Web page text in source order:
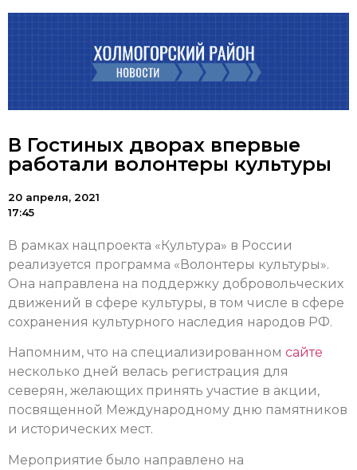
В Гостиных дворах впервые
работали волонтеры культуры
20 апреля, 2021
17:45
В рамках нацпроекта «Культура» в России
реализуется программа «Волонтеры культуры».
Она направлена на поддержку добровольческих
движений в сфере культуры, в том числе в сфере
сохранения культурного наследия народов РФ.
Напомним, что на специализированном сайте
несколько дней велась регистрация для
северян, желающих принять участие в акции,
посвященной Международному дню памятников
и исторических мест.
Мероприятие было направлено на